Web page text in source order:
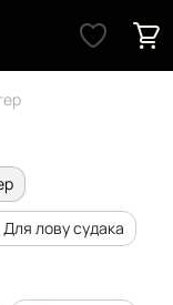
Для лову судака